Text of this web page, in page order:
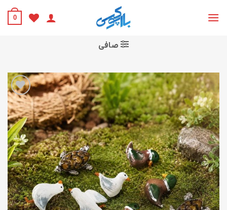
0
صافی
افزودن
به
علاقه
مندی
ها